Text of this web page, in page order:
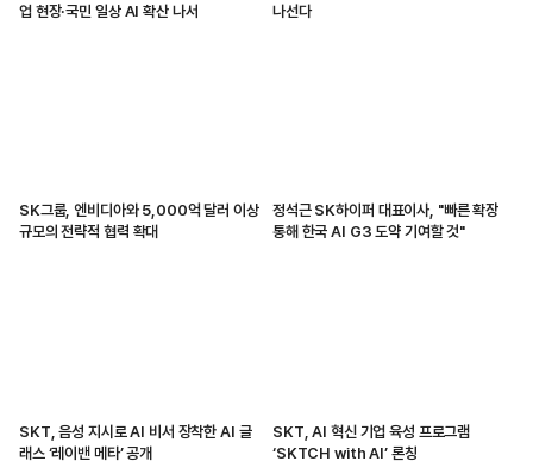
업 현장·국민 일상 AI 확산 나서
나선다
SK그룹, 엔비디아와 5,000억 달러 이상
규모의 전략적 협력 확대
정석근 SK하이퍼 대표이사, "빠른 확장
통해 한국 AI G3 도약 기여할 것"
SKT, 음성 지시로 AI 비서 장착한 AI 글
래스 ‘레이밴 메타’ 공개
SKT, AI 혁신 기업 육성 프로그램
‘SKTCH with AI’ 론칭